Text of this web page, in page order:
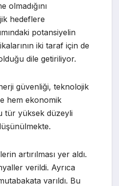
olmadığını
hedeflere
potansiyelin
iki taraf için de
dile getiriliyor.
güvenliği, teknolojik
hem ekonomik
tür yüksek düzeyli
artırılması yer aldı.
verildi. Ayrıca
varıldı. Bu